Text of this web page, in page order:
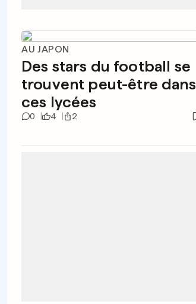
AU JAPON
Des stars du football se
trouvent peut-être dans
ces lycées
0 4 2